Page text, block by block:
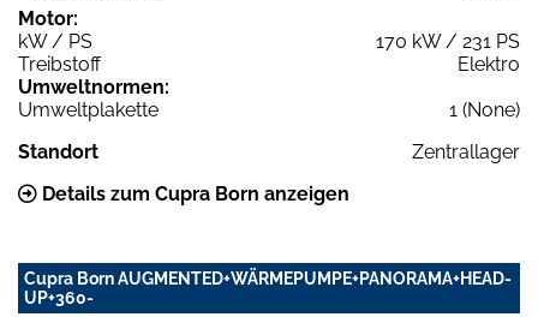
Motor:
kW / PS
170 kW / 231 PS
Treibstoff
Elektro
Umweltnormen:
Umweltplakette
1 (None)
Standort
Zentrallager
Details zum Cupra Born anzeigen
Cupra Born AUGMENTED+WÄRMEPUMPE+PANORAMA+HEAD-
UP+360-